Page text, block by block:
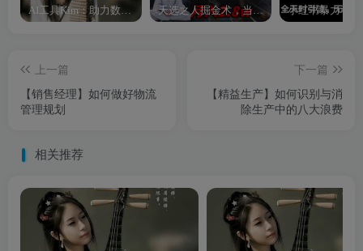
AI工具Kim：助力数字化转型的智能助手 天选之人掘金术，当天起号，7条作品涨粉4000+，单月变现2.8w天选之人掘…
上一篇
【销售经理】如何做好物流
管理规划
下一篇
【精益生产】如何识别与消
除生产中的八大浪费
相关推荐